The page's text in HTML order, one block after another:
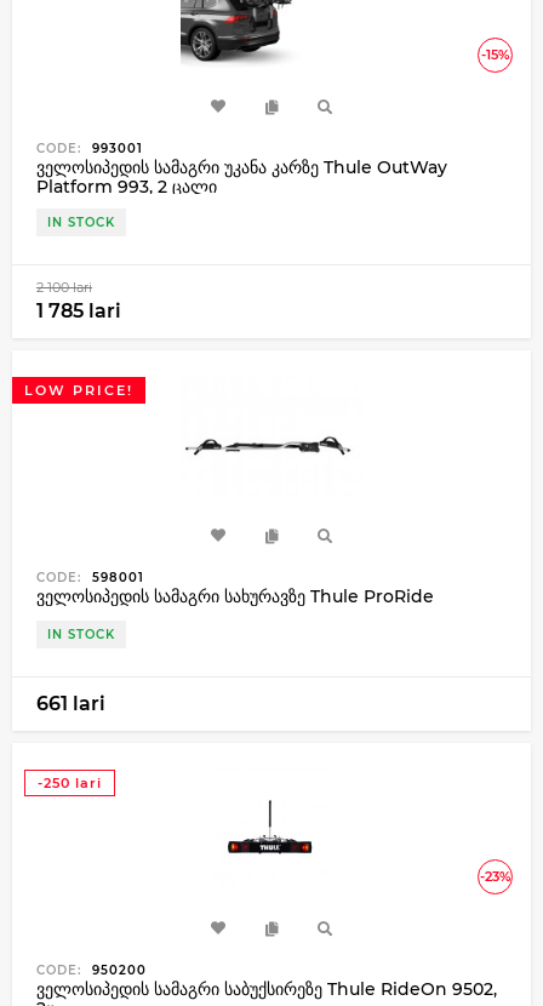
-15%
CODE: 993001
ველოსიპედის სამაგრი უკანა კარზე Thule OutWay
Platform 993, 2 ცალი
IN STOCK
2 100 lari
1 785 lari
LOW PRICE!
CODE: 598001
ველოსიპედის სამაგრი სახურავზე Thule ProRide
IN STOCK
661 lari
-23%
-250 lari
CODE: 950200
ველოსიპედის სამაგრი საბუქსირეზე Thule RideOn 9502,